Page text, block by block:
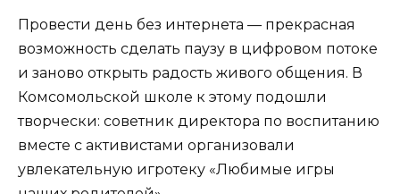
Провести день без интернета — прекрасная
возможность сделать паузу в цифровом потоке
и заново открыть радость живого общения. В
Комсомольской школе к этому подошли
творчески: советник директора по воспитанию
вместе с активистами организовали
увлекательную игротеку «Любимые игры